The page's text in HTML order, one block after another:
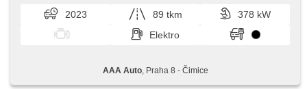
Frontscheibe, beheizte Lenkrad, Uhr Spur, Panoramadach,
Servolenkung, El. Seitenscheiben, Autoradio,
Automatikgetriebe, Antrieb 4x4
2023 89 tkm
378 kW
Elektro
AAA Auto, Praha 8 - Čimice